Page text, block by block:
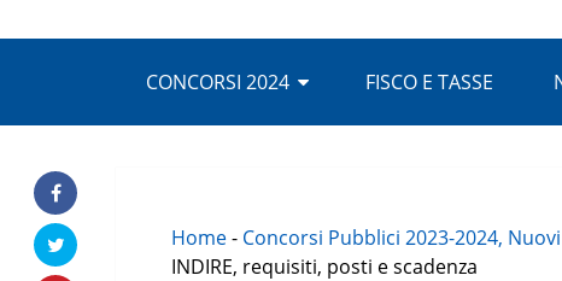
CONCORSI 2024 FISCO E TASSE
Home- Concorsi Pubblici 2023-2024,
INDIRE, requisiti, posti e scadenza